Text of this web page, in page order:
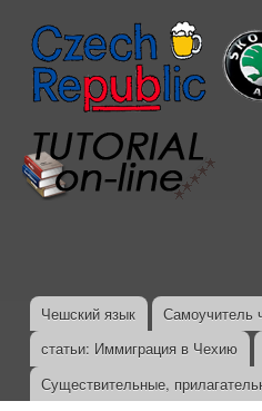
Главное меню
Чешский язык Самоучитель
статьи: Иммиграция в Чехию
Существительные,